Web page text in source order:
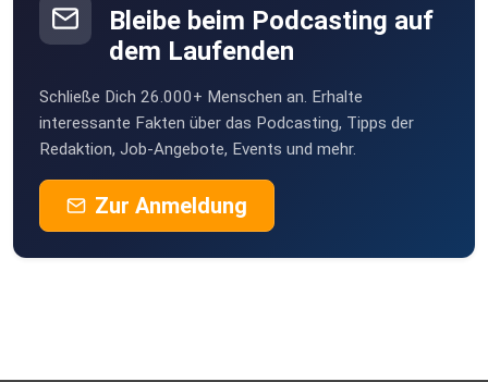
Bleibe beim Podcasting auf
dem Laufenden
Schließe Dich 26.000+ Menschen an. Erhalte
interessante Fakten über das Podcasting, Tipps der
Redaktion, Job-Angebote, Events und mehr.
Zur Anmeldung